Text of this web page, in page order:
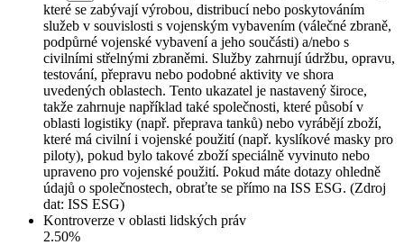
které se zabývají výrobou, distribucí nebo poskytováním
služeb v souvislosti s vojenským vybavením (válečné zbraně,
podpůrné vojenské vybavení a jeho součásti) a/nebo s
civilními střelnými zbraněmi. Služby zahrnují údržbu, opravu,
testování, přepravu nebo podobné aktivity ve shora
uvedených oblastech. Tento ukazatel je nastavený široce,
takže zahrnuje například také společnosti, které působí v
oblasti logistiky (např. přeprava tanků) nebo vyrábějí zboží,
které má civilní i vojenské použití (např. kyslíkové masky pro
piloty), pokud bylo takové zboží speciálně vyvinuto nebo
upraveno pro vojenské použití. Pokud máte dotazy ohledně
údajů o společnostech, obraťte se přímo na ISS ESG. (Zdroj
dat: ISS ESG)
Kontroverze v oblasti lidských práv
2.50%